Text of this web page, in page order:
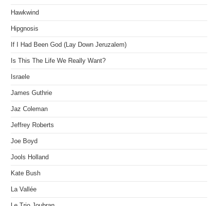
Hawkwind
Hipgnosis
If I Had Been God (Lay Down Jeruzalem)
Is This The Life We Really Want?
Israele
James Guthrie
Jaz Coleman
Jeffrey Roberts
Joe Boyd
Jools Holland
Kate Bush
La Vallée